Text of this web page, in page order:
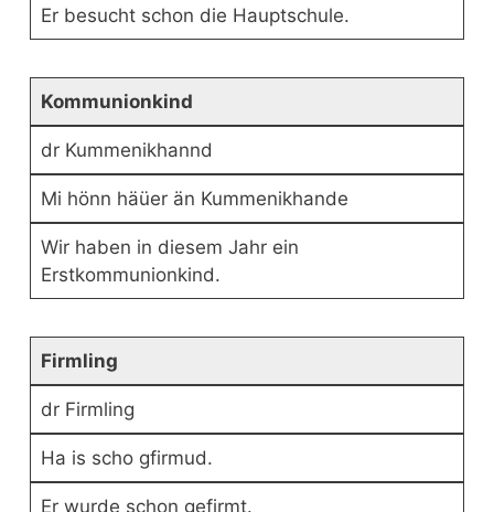
Er besucht schon die Hauptschule.
Kommunionkind
dr Kummenikhannd
Mi hönn häüer än Kummenikhande
Wir haben in diesem Jahr ein
Erstkommunionkind.
Firmling
dr Firmling
Ha is scho gfirmud.
Er wurde schon gefirmt.